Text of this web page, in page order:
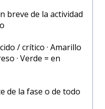
breve de la actividad
/ crítico · Amarillo
· Verde = en
de la fase o de todo